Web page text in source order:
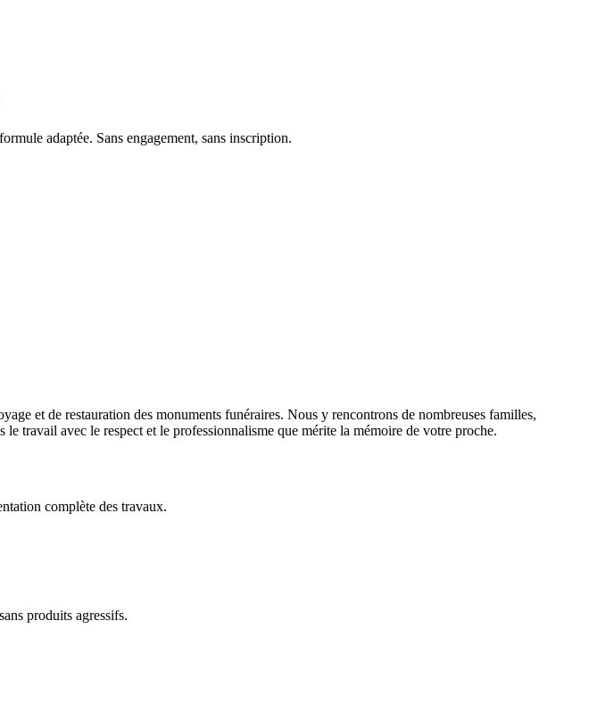
adaptée. Sans engagement, sans inscription.
et de restauration des monuments funéraires. Nous y rencontrons de nombreuses familles,
travail avec le respect et le professionnalisme que mérite la mémoire de votre proche.
complète des travaux.
produits agressifs.